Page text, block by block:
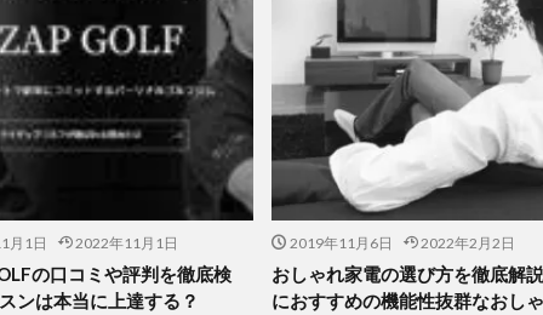
月1日 2022年11月1日
の口コミや評判を徹底検
ンは本当に上達する？
2019年11月6日 2022年2月2日
おしゃれ家電の選び方を徹底解
におすすめの機能性抜群なおし